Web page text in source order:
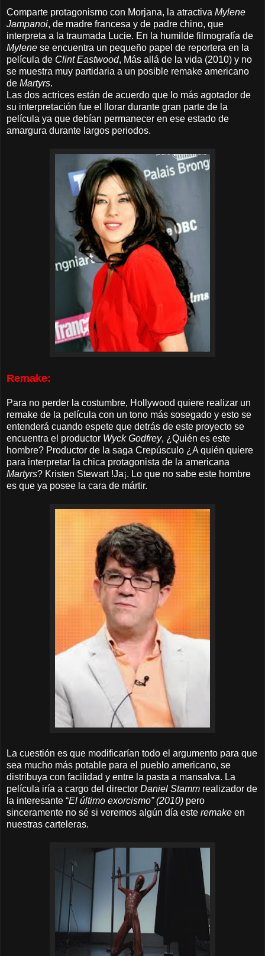
Comparte protagonismo con Morjana, la atractiva Mylene
Jampanoi, de madre francesa y de padre chino, que
interpreta a la traumada Lucie. En la humilde filmografía de
Mylene se encuentra un pequeño papel de reportera en la
película de Clint Eastwood, Más allá de la vida (2010) y no
se muestra muy partidaria a un posible remake americano
de Martyrs.
Las dos actrices están de acuerdo que lo más agotador de
su interpretación fue el llorar durante gran parte de la
película ya que debían permanecer en ese estado de
amargura durante largos periodos.
Remake:
Para no perder la costumbre, Hollywood quiere realizar un
remake de la película con un tono más sosegado y esto se
entenderá cuando espete que detrás de este proyecto se
encuentra el productor Wyck Godfrey, ¿Quién es este
hombre? Productor de la saga Crepúsculo ¿A quién quiere
para interpretar la chica protagonista de la americana
Martyrs? Kristen Stewart !Ja¡. Lo que no sabe este hombre
es que ya posee la cara de mártir.
La cuestión es que modificarían todo el argumento para que
sea mucho más potable para el pueblo americano, se
distribuya con facilidad y entre la pasta a mansalva. La
película iría a cargo del director Daniel Stamm realizador de
la interesante “El último exorcismo” (2010) pero
sinceramente no sé si veremos algún día este remake en
nuestras carteleras.